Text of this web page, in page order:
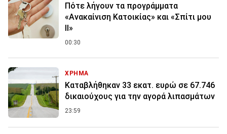
Πότε λήγουν τα προγράμματα
«Ανακαίνιση Κατοικίας» και «Σπίτι μου
ΙΙ»
00:30
ΧΡΗΜΑ
Καταβλήθηκαν 33 εκατ. ευρώ σε 67.746
δικαιούχους για την αγορά λιπασμάτων
23:59